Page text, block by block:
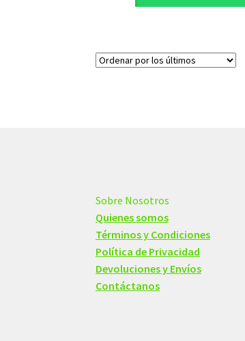
Sobre Nosotros
Quienes somos
Términos y Condiciones
Política de Privacidad
Devoluciones y Envíos
Contáctanos